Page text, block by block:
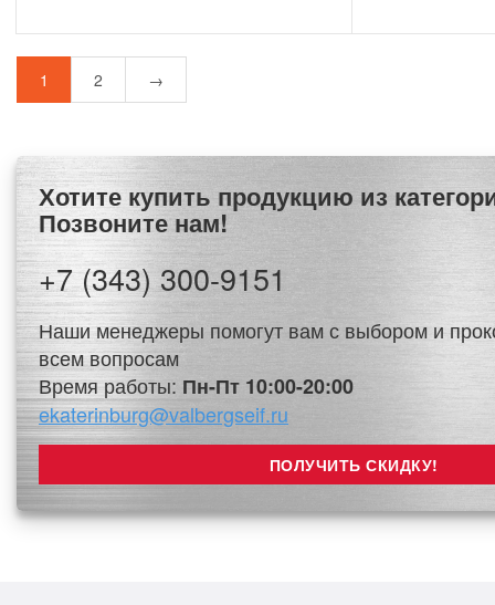
1 2 →
Хотите купить продукцию из
Позвоните нам!
+7 (343) 300-9151
Наши менеджеры помогут вам с выбором и
всем вопросам
Время работы: Пн-Пт 10:00-20:00
ekaterinburg@valbergseif.ru